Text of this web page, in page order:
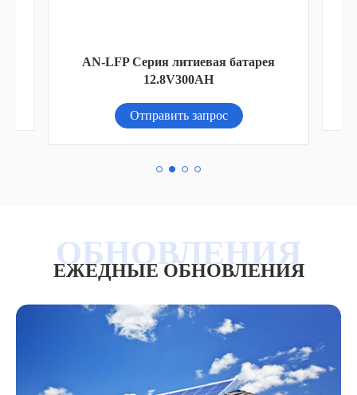
AN-LFP Серия литиевая батарея
12.8V300AH
Отправить запрос
ЕЖЕДНЫЕ ОБНОВЛЕНИЯ